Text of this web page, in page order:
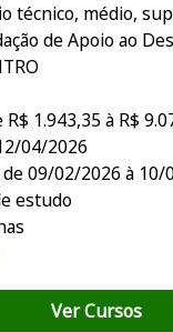
técnico, médio,
de Apoio ao
1.943,35 à R$
04/2026
09/02/2026 à 10/
estudo
Ver Cursos